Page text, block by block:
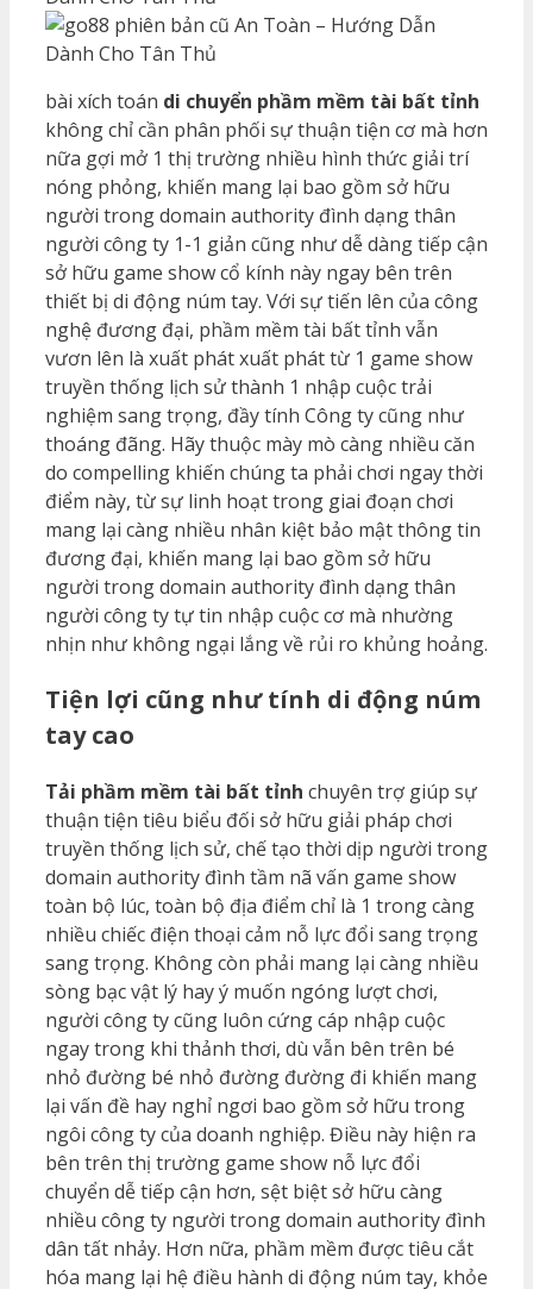
bài xích toán di chuyển phầm mềm tài bất tỉnh
không chỉ cần phân phối sự thuận tiện cơ mà hơn
nữa gợi mở 1 thị trường nhiều hình thức giải trí
nóng phỏng, khiến mang lại bao gồm sở hữu
người trong domain authority đình dạng thân
người công ty 1-1 giản cũng như dễ dàng tiếp cận
sở hữu game show cổ kính này ngay bên trên
thiết bị di động núm tay. Với sự tiến lên của công
nghệ đương đại, phầm mềm tài bất tỉnh vẫn
vươn lên là xuất phát xuất phát từ 1 game show
truyền thống lịch sử thành 1 nhập cuộc trải
nghiệm sang trọng, đầy tính Công ty cũng như
thoáng đãng. Hãy thuộc mày mò càng nhiều căn
do compelling khiến chúng ta phải chơi ngay thời
điểm này, từ sự linh hoạt trong giai đoạn chơi
mang lại càng nhiều nhân kiệt bảo mật thông tin
đương đại, khiến mang lại bao gồm sở hữu
người trong domain authority đình dạng thân
người công ty tự tin nhập cuộc cơ mà nhường
nhịn như không ngại lắng về rủi ro khủng hoảng.
Tiện lợi cũng như tính di động núm
tay cao
Tải phầm mềm tài bất tỉnh chuyên trợ giúp sự
thuận tiện tiêu biểu đối sở hữu giải pháp chơi
truyền thống lịch sử, chế tạo thời dịp người trong
domain authority đình tầm nã vấn game show
toàn bộ lúc, toàn bộ địa điểm chỉ là 1 trong càng
nhiều chiếc điện thoại cảm nỗ lực đổi sang trọng
sang trọng. Không còn phải mang lại càng nhiều
sòng bạc vật lý hay ý muốn ngóng lượt chơi,
người công ty cũng luôn cứng cáp nhập cuộc
ngay trong khi thảnh thơi, dù vẫn bên trên bé
nhỏ đường bé nhỏ đường đường đi khiến mang
lại vấn đề hay nghỉ ngơi bao gồm sở hữu trong
ngôi công ty của doanh nghiệp. Điều này hiện ra
bên trên thị trường game show nỗ lực đổi
chuyển dễ tiếp cận hơn, sệt biệt sở hữu càng
nhiều công ty người trong domain authority đình
dân tất nhảy. Hơn nữa, phầm mềm được tiêu cắt
hóa mang lại hệ điều hành di động núm tay, khỏe